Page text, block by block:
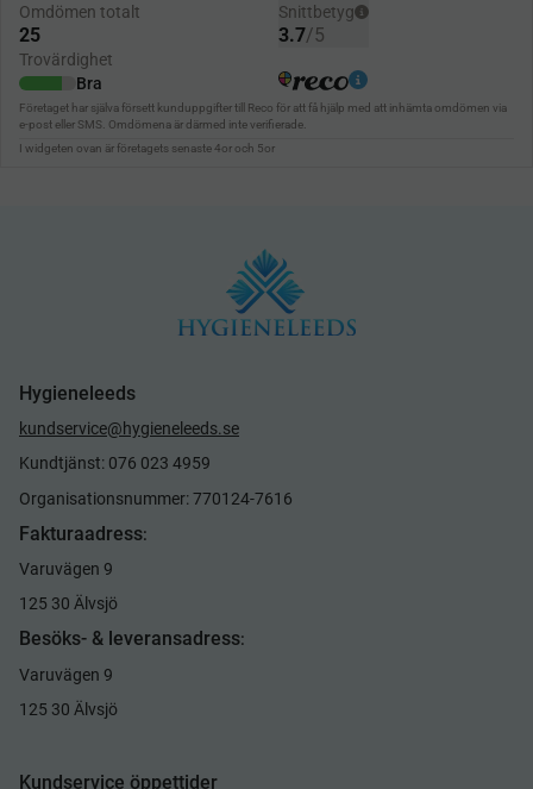
Hygieneleeds
kundservice@hygieneleeds.se
Kundtjänst: 076 023 4959
Organisationsnummer: 770124-7616
Fakturaadress:
Varuvägen 9
125 30 Älvsjö
Besöks- & leveransadress:
Varuvägen 9
125 30 Älvsjö
Kundservice öppettider